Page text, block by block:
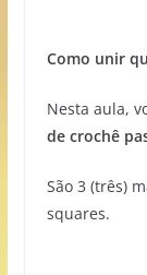
Como unir
Nesta aula,
de crochê
São 3 (três)
squares.